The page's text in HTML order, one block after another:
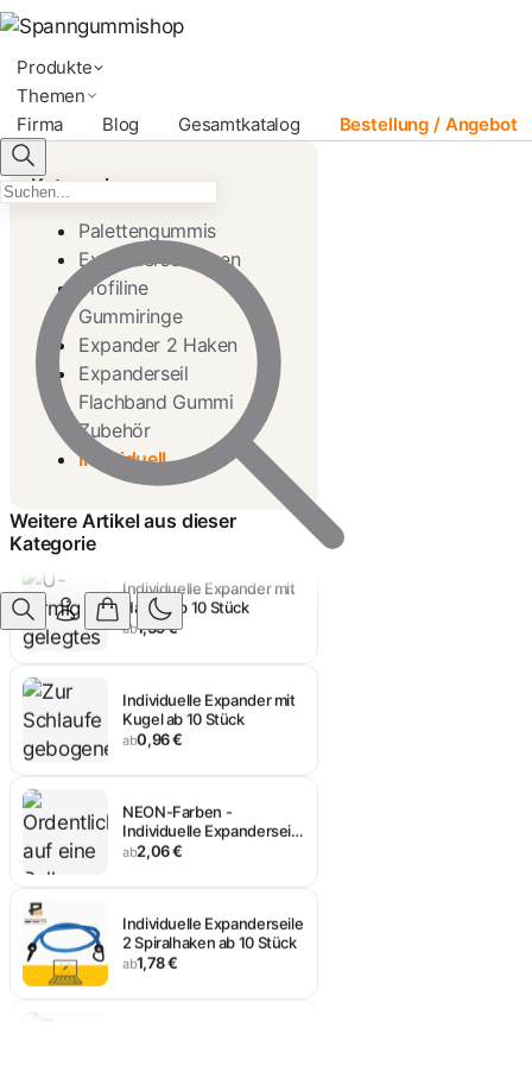
Produkte
Themen
Firma
Blog Gesamtkatalog Bestellung / Angebot
Kategorien
Palettengummis
Expanderschlingen
Profiline
Gummiringe
Expander 2 Haken
Expanderseil
Flachband Gummi
Zubehör
Individuell
Weitere Artikel aus dieser
Kategorie
Segeleinbinder Individuell
von 15cm bis 250cm
Haken ab 10 Stück
ab 1,39 €
Kugel ab 10 Stück
ab0,96 €
Individuelle Expanderseile
2 Spiralhaken ab 10 Stück
ab2,06 €
2 Spiralhaken ab 10 Stück
ab1,78 €